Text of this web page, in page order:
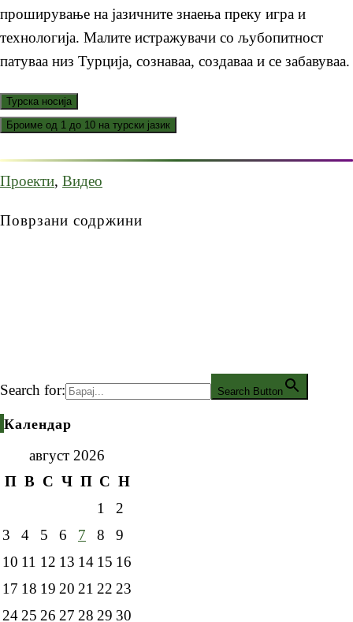
проширување на јазичните знаења преку игра и
технологија. Малите истражувачи со љубопитност
патуваа низ Турција, сознаваа, создаваа и се забавуваа.
Турска носија
Броиме од 1 до 10 на турски јазик
Проекти, Видео
Поврзани содржини
Search for: Search Button
Календар
август 2026
П В С Ч П С Н
1
2
3
4 5 6 7 8
9
10 11 12 13 14 15 16
17 18 19 20 21 22 23
2425 26 27 28 29 30